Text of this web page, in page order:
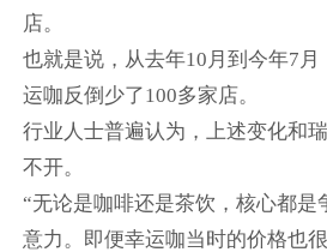
店。
也就是说，从去年10月到今年7
运咖反倒少了100多家店。
行业人士普遍认为，上述变化和
不开。
“无论是咖啡还是茶饮，核心都是
意力。即便幸运咖当时的价格也